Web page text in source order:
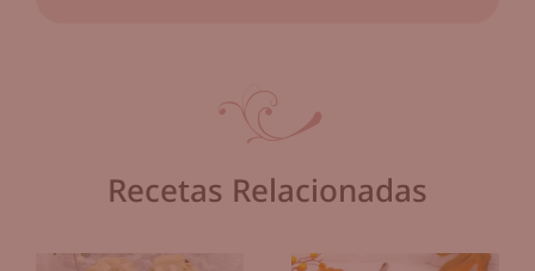
Recetas Relacionadas